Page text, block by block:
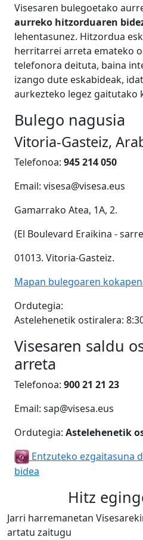
Visesaren bulegoetako
aurreko hitzorduaren
lehentasunez. Hitzordua
herritarrei arreta emateko
telefonora deituta, baina
izango dute eskabideak,
aurkezteko legez gaitutako
Bulego nagusia
Vitoria-Gasteiz,
Telefonoa: 945 214 050
Email: visesa@visesa.eus
Gamarrako Atea, 1A, 2.
(El Boulevard Eraikina -
01013. Vitoria-Gasteiz.
Mapan bulegoaren
Ordutegia:
Astelehenetik ostiralera:
Visesaren saldu
arreta
Telefonoa: 900 21 21 23
Email: sap@visesa.eus
Ordutegia: Astelehenetik
Entzuteko ezgaitasuna
bidea
Hitz
Jarri harremanetan
artatu zaitugu